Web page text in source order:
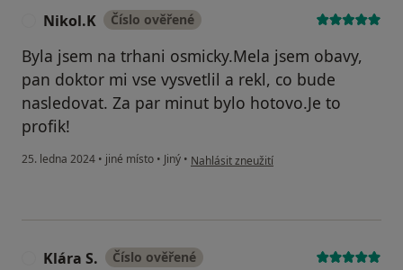
Nikol.K Číslo ověřené
Byla jsem na trhani osmicky.Mela jsem obavy,
pan doktor mi vse vysvetlil a rekl, co bude
nasledovat. Za par minut bylo hotovo.Je to
profik!
25. ledna 2024 • jiné místo • Jiný • podle názoru uživatele Nikol.K
Nahlásit zneužití
Klára S. Číslo ověřené